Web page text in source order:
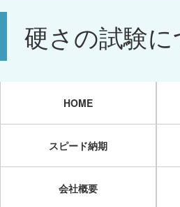
硬さの試験に
HOME
スピード納期
会社概要